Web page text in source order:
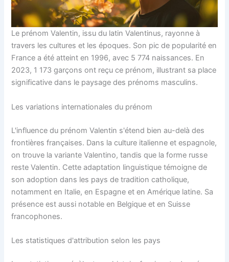
Le prénom Valentin, issu du latin Valentinus, rayonne à
travers les cultures et les époques. Son pic de popularité en
France a été atteint en 1996, avec 5 774 naissances. En
2023, 1 173 garçons ont reçu ce prénom, illustrant sa place
significative dans le paysage des prénoms masculins.
Les variations internationales du prénom
L'influence du prénom Valentin s'étend bien au-delà des
frontières françaises. Dans la culture italienne et espagnole,
on trouve la variante Valentino, tandis que la forme russe
reste Valentin. Cette adaptation linguistique témoigne de
son adoption dans les pays de tradition catholique,
notamment en Italie, en Espagne et en Amérique latine. Sa
présence est aussi notable en Belgique et en Suisse
francophones.
Les statistiques d'attribution selon les pays